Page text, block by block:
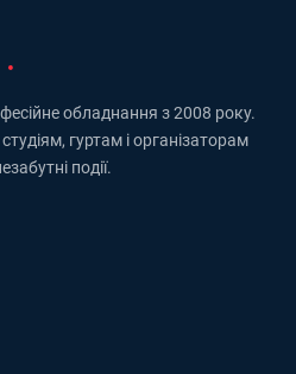
обладнання з 2008 року.
гуртам і організаторам
події.